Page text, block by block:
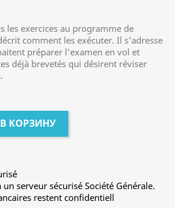
les exercices au programme de
comment les exécuter. Il s'adresse
préparer l'examen en vol et
déjà brevetés qui désirent réviser
В КОРЗИНУ
un serveur sécurisé Société Générale.
restent confidentiell